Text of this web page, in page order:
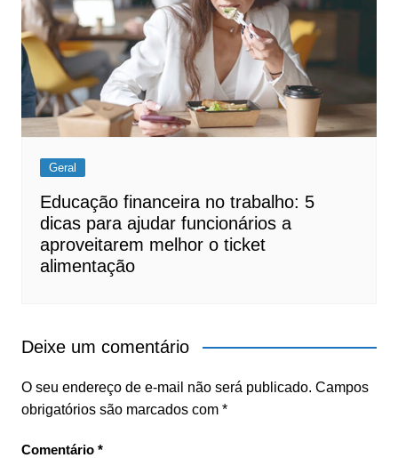
Geral
Educação financeira no trabalho: 5
dicas para ajudar funcionários a
aproveitarem melhor o ticket
alimentação
Deixe um comentário
O seu endereço de e-mail não será publicado. Campos
obrigatórios são marcados com *
Comentário *